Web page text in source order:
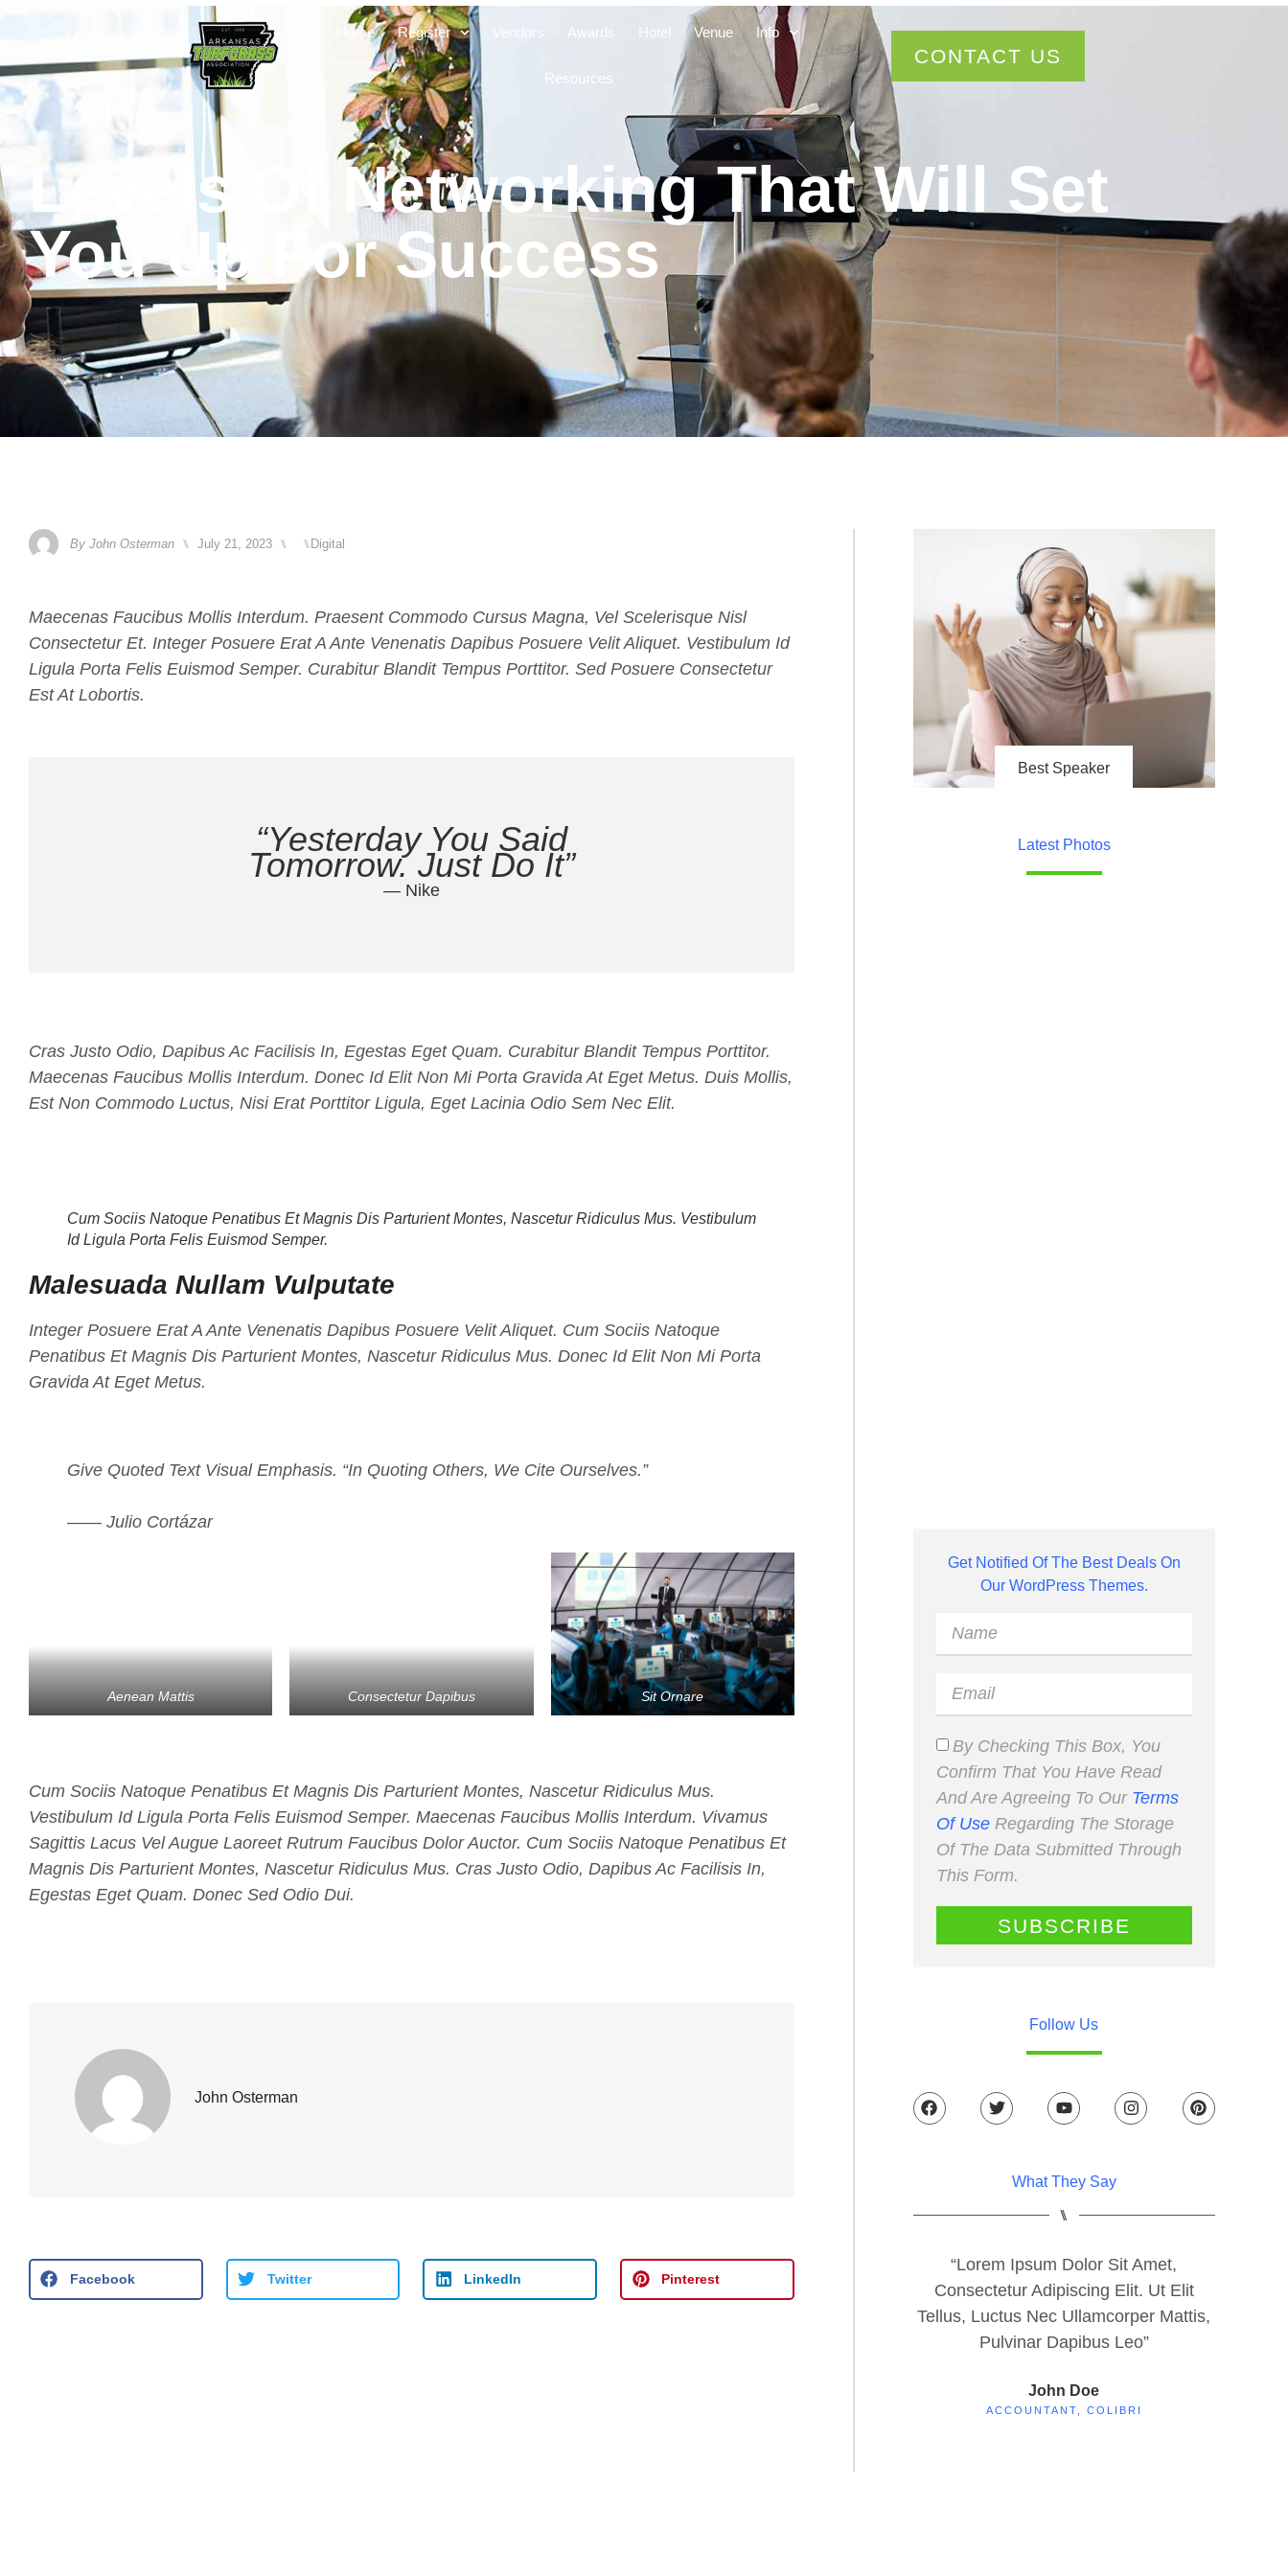
Home Register Vendors Awards Hotel Venue Info
Resources
CONTACT US
Levels Of Networking That Will Set
You Up For Success
By John Osterman ⑊ July 21, 2023 ⑊ ⑊ Digital
Maecenas Faucibus Mollis Interdum. Praesent Commodo Cursus Magna, Vel Scelerisque Nisl
Consectetur Et. Integer Posuere Erat A Ante Venenatis Dapibus Posuere Velit Aliquet. Vestibulum Id
Ligula Porta Felis Euismod Semper. Curabitur Blandit Tempus Porttitor. Sed Posuere Consectetur
Est At Lobortis.
“Yesterday You Said
Tomorrow. Just Do It”
— Nike
Cras Justo Odio, Dapibus Ac Facilisis In, Egestas Eget Quam. Curabitur Blandit Tempus Porttitor.
Maecenas Faucibus Mollis Interdum. Donec Id Elit Non Mi Porta Gravida At Eget Metus. Duis Mollis,
Est Non Commodo Luctus, Nisi Erat Porttitor Ligula, Eget Lacinia Odio Sem Nec Elit.
Cum Sociis Natoque Penatibus Et Magnis Dis Parturient Montes, Nascetur Ridiculus Mus. Vestibulum
Id Ligula Porta Felis Euismod Semper.
Malesuada Nullam Vulputate
Integer Posuere Erat A Ante Venenatis Dapibus Posuere Velit Aliquet. Cum Sociis Natoque
Penatibus Et Magnis Dis Parturient Montes, Nascetur Ridiculus Mus. Donec Id Elit Non Mi Porta
Gravida At Eget Metus.
Give Quoted Text Visual Emphasis. “In Quoting Others, We Cite Ourselves.”
—— Julio Cortázar
Aenean Mattis Consectetur Dapibus Sit Ornare
Cum Sociis Natoque Penatibus Et Magnis Dis Parturient Montes, Nascetur Ridiculus Mus.
Vestibulum Id Ligula Porta Felis Euismod Semper. Maecenas Faucibus Mollis Interdum. Vivamus
Sagittis Lacus Vel Augue Laoreet Rutrum Faucibus Dolor Auctor. Cum Sociis Natoque Penatibus Et
Magnis Dis Parturient Montes, Nascetur Ridiculus Mus. Cras Justo Odio, Dapibus Ac Facilisis In,
Egestas Eget Quam. Donec Sed Odio Dui.
John Osterman
Facebook Twitter LinkedIn Pinterest
Best Speaker
Latest Photos
Get Notified Of The Best Deals On
Our WordPress Themes.
By Checking This Box, You
Confirm That You Have Read
And Are Agreeing To Our Terms
Of UseRegarding The Storage
Of The Data Submitted Through
This Form.
SUBSCRIBE
Follow Us
What They Say
⑊
“Lorem Ipsum Dolor Sit Amet,
Consectetur Adipiscing Elit. Ut Elit
Tellus, Luctus Nec Ullamcorper Mattis,
Pulvinar Dapibus Leo”
John Doe
ACCOUNTANT, COLIBRI